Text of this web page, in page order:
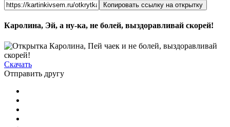
Копировать ссылку на открытку
Каролина, Эй, а ну-ка, не болей, выздоравливай скорей!
Скачать
Отправить другу